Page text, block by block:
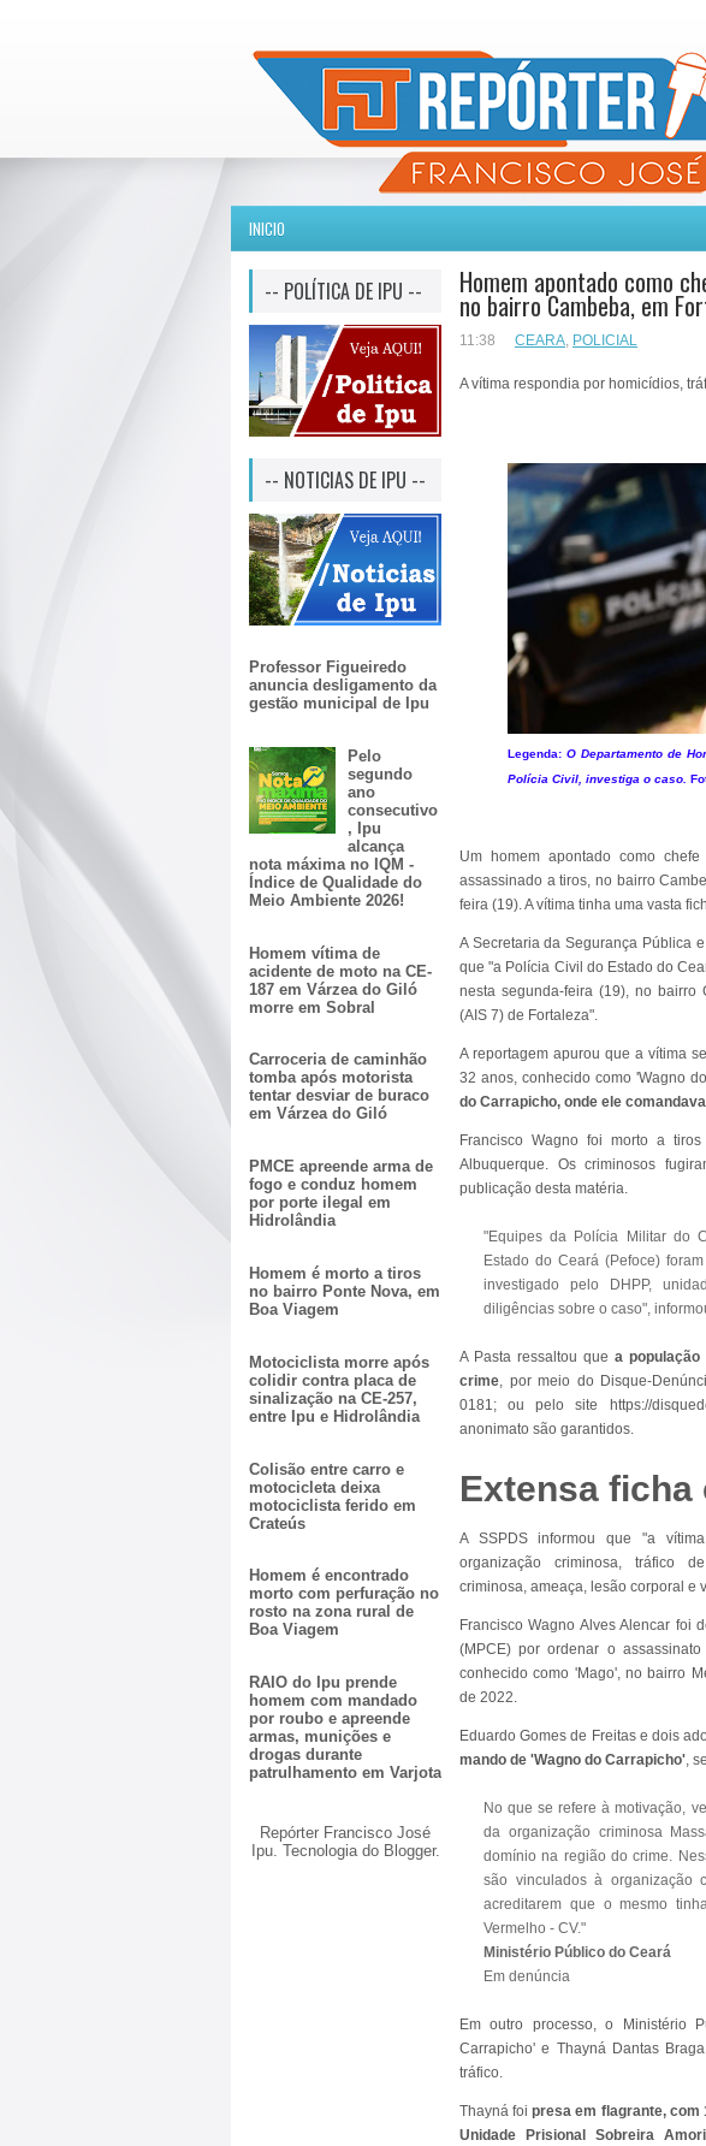
INICIO
-- POLÍTICA DE IPU --
-- NOTICIAS DE IPU --
Professor Figueiredo
anuncia desligamento da
gestão municipal de Ipu
Pelo
segundo
ano
consecutivo
, Ipu
alcança
nota máxima no IQM -
Índice de Qualidade do
Meio Ambiente 2026!
Homem vítima de
acidente de moto na CE-
187 em Várzea do Giló
morre em Sobral
Carroceria de caminhão
tomba após motorista
tentar desviar de buraco
em Várzea do Giló
PMCE apreende arma de
fogo e conduz homem
por porte ilegal em
Hidrolândia
Homem é morto a tiros
no bairro Ponte Nova, em
Boa Viagem
Motociclista morre após
colidir contra placa de
sinalização na CE-257,
entre Ipu e Hidrolândia
Colisão entre carro e
motocicleta deixa
motociclista ferido em
Crateús
Homem é encontrado
morto com perfuração no
rosto na zona rural de
Boa Viagem
RAIO do Ipu prende
homem com mandado
por roubo e apreende
armas, munições e
drogas durante
patrulhamento em Varjota
Repórter Francisco José
Ipu. Tecnologia do Blogger.
Homem apontado como
no bairro Cambeba, em
11:38 CEARA, POLICIAL
A vítima respondia por homicídios,
Legenda: O Departamento de
Polícia Civil, investiga o caso.
Um homem apontado como
assassinado a tiros, no bairro
feira (19). A vítima tinha uma vasta
A Secretaria da Segurança Pública
que "a Polícia Civil do Estado do
nesta segunda-feira (19), no
(AIS 7) de Fortaleza".
A reportagem apurou que a vítima
32 anos, conhecido como 'Wagno
do Carrapicho, onde ele
Francisco Wagno foi morto a
Albuquerque. Os criminosos
publicação desta matéria.
"Equipes da Polícia Militar do
Estado do Ceará (Pefoce)
investigado pelo DHPP,
diligências sobre o caso",
A Pasta ressaltou que a
crime, por meio do Disque-
0181; ou pelo site https://
anonimato são garantidos.
Extensa ficha
A SSPDS informou que "a
organização criminosa, tráfico
criminosa, ameaça, lesão corporal e
Francisco Wagno Alves Alencar foi
(MPCE) por ordenar o
conhecido como 'Mago', no bairro
de 2022.
Eduardo Gomes de Freitas e dois
mando de 'Wagno do Carrapicho',
No que se refere à motivação,
da organização criminosa
domínio na região do crime.
são vinculados à organização
acreditarem que o mesmo
Vermelho - CV."
Ministério Público do Ceará
Em denúncia
Em outro processo, o Ministério
Carrapicho' e Thayná Dantas
tráfico.
Thayná foipresa em flagrante, com
Unidade Prisional Sobreira